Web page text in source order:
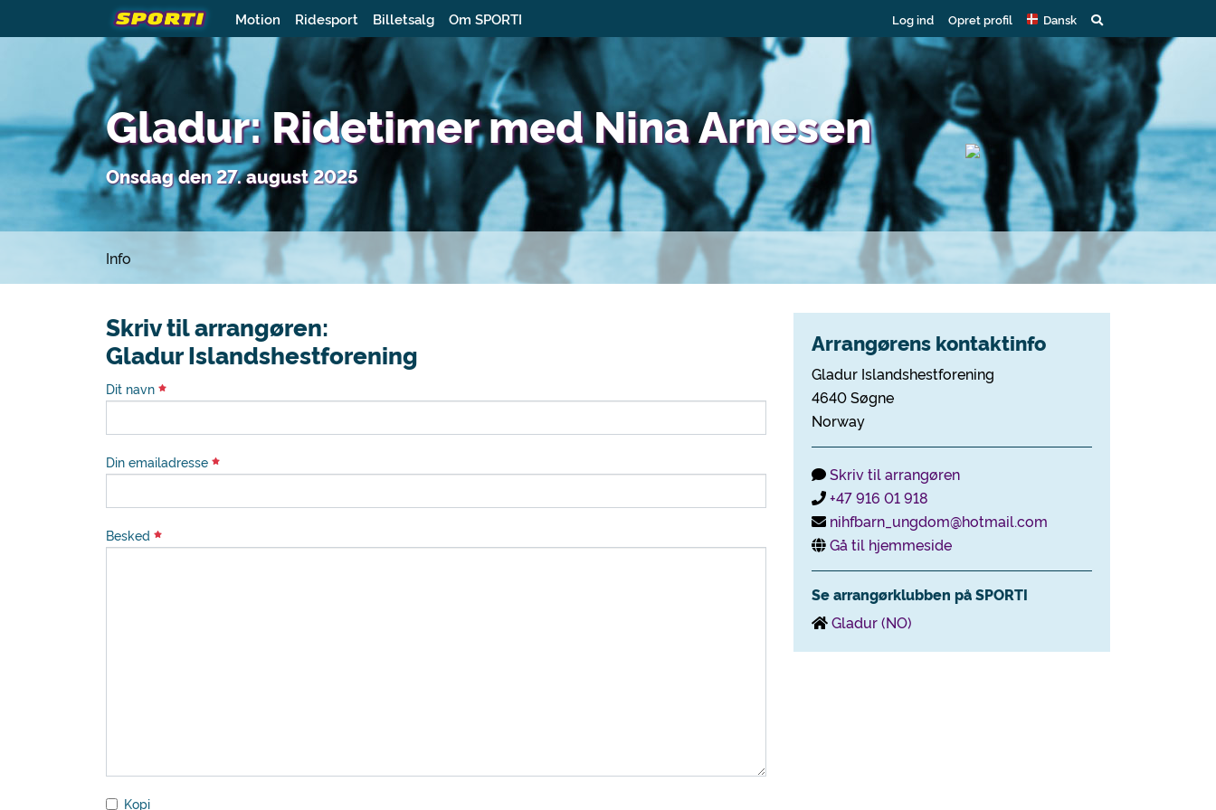
Motion Ridesport Billetsalg Om SPORTI Log ind Opret profil Dansk
Gladur: Ridetimer med Nina Arnesen
Onsdag den 27. august 2025
Info
Skriv til arrangøren:
Gladur Islandshestforening
Dit navn
Din emailadresse
Besked
Kopi
Arrangørens kontaktinfo
Gladur Islandshestforening
4640 Søgne
Norway
Skriv til arrangøren
+47 916 01 918
nihfbarn_ungdom@hotmail.com
Gå til hjemmeside
Se arrangørklubben på SPORTI
Gladur (NO)